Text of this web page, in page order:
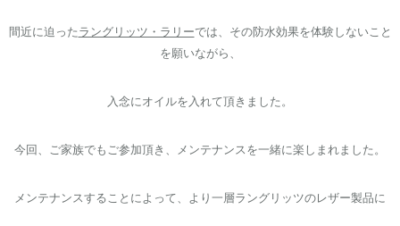
間近に迫ったラングリッツ・ラリーでは、その防水効果を体験しないこと
を願いながら、
入念にオイルを入れて頂きました。
今回、ご家族でもご参加頂き、メンテナンスを一緒に楽しまれました。
メンテナンスすることによって、より一層ラングリッツのレザー製品に